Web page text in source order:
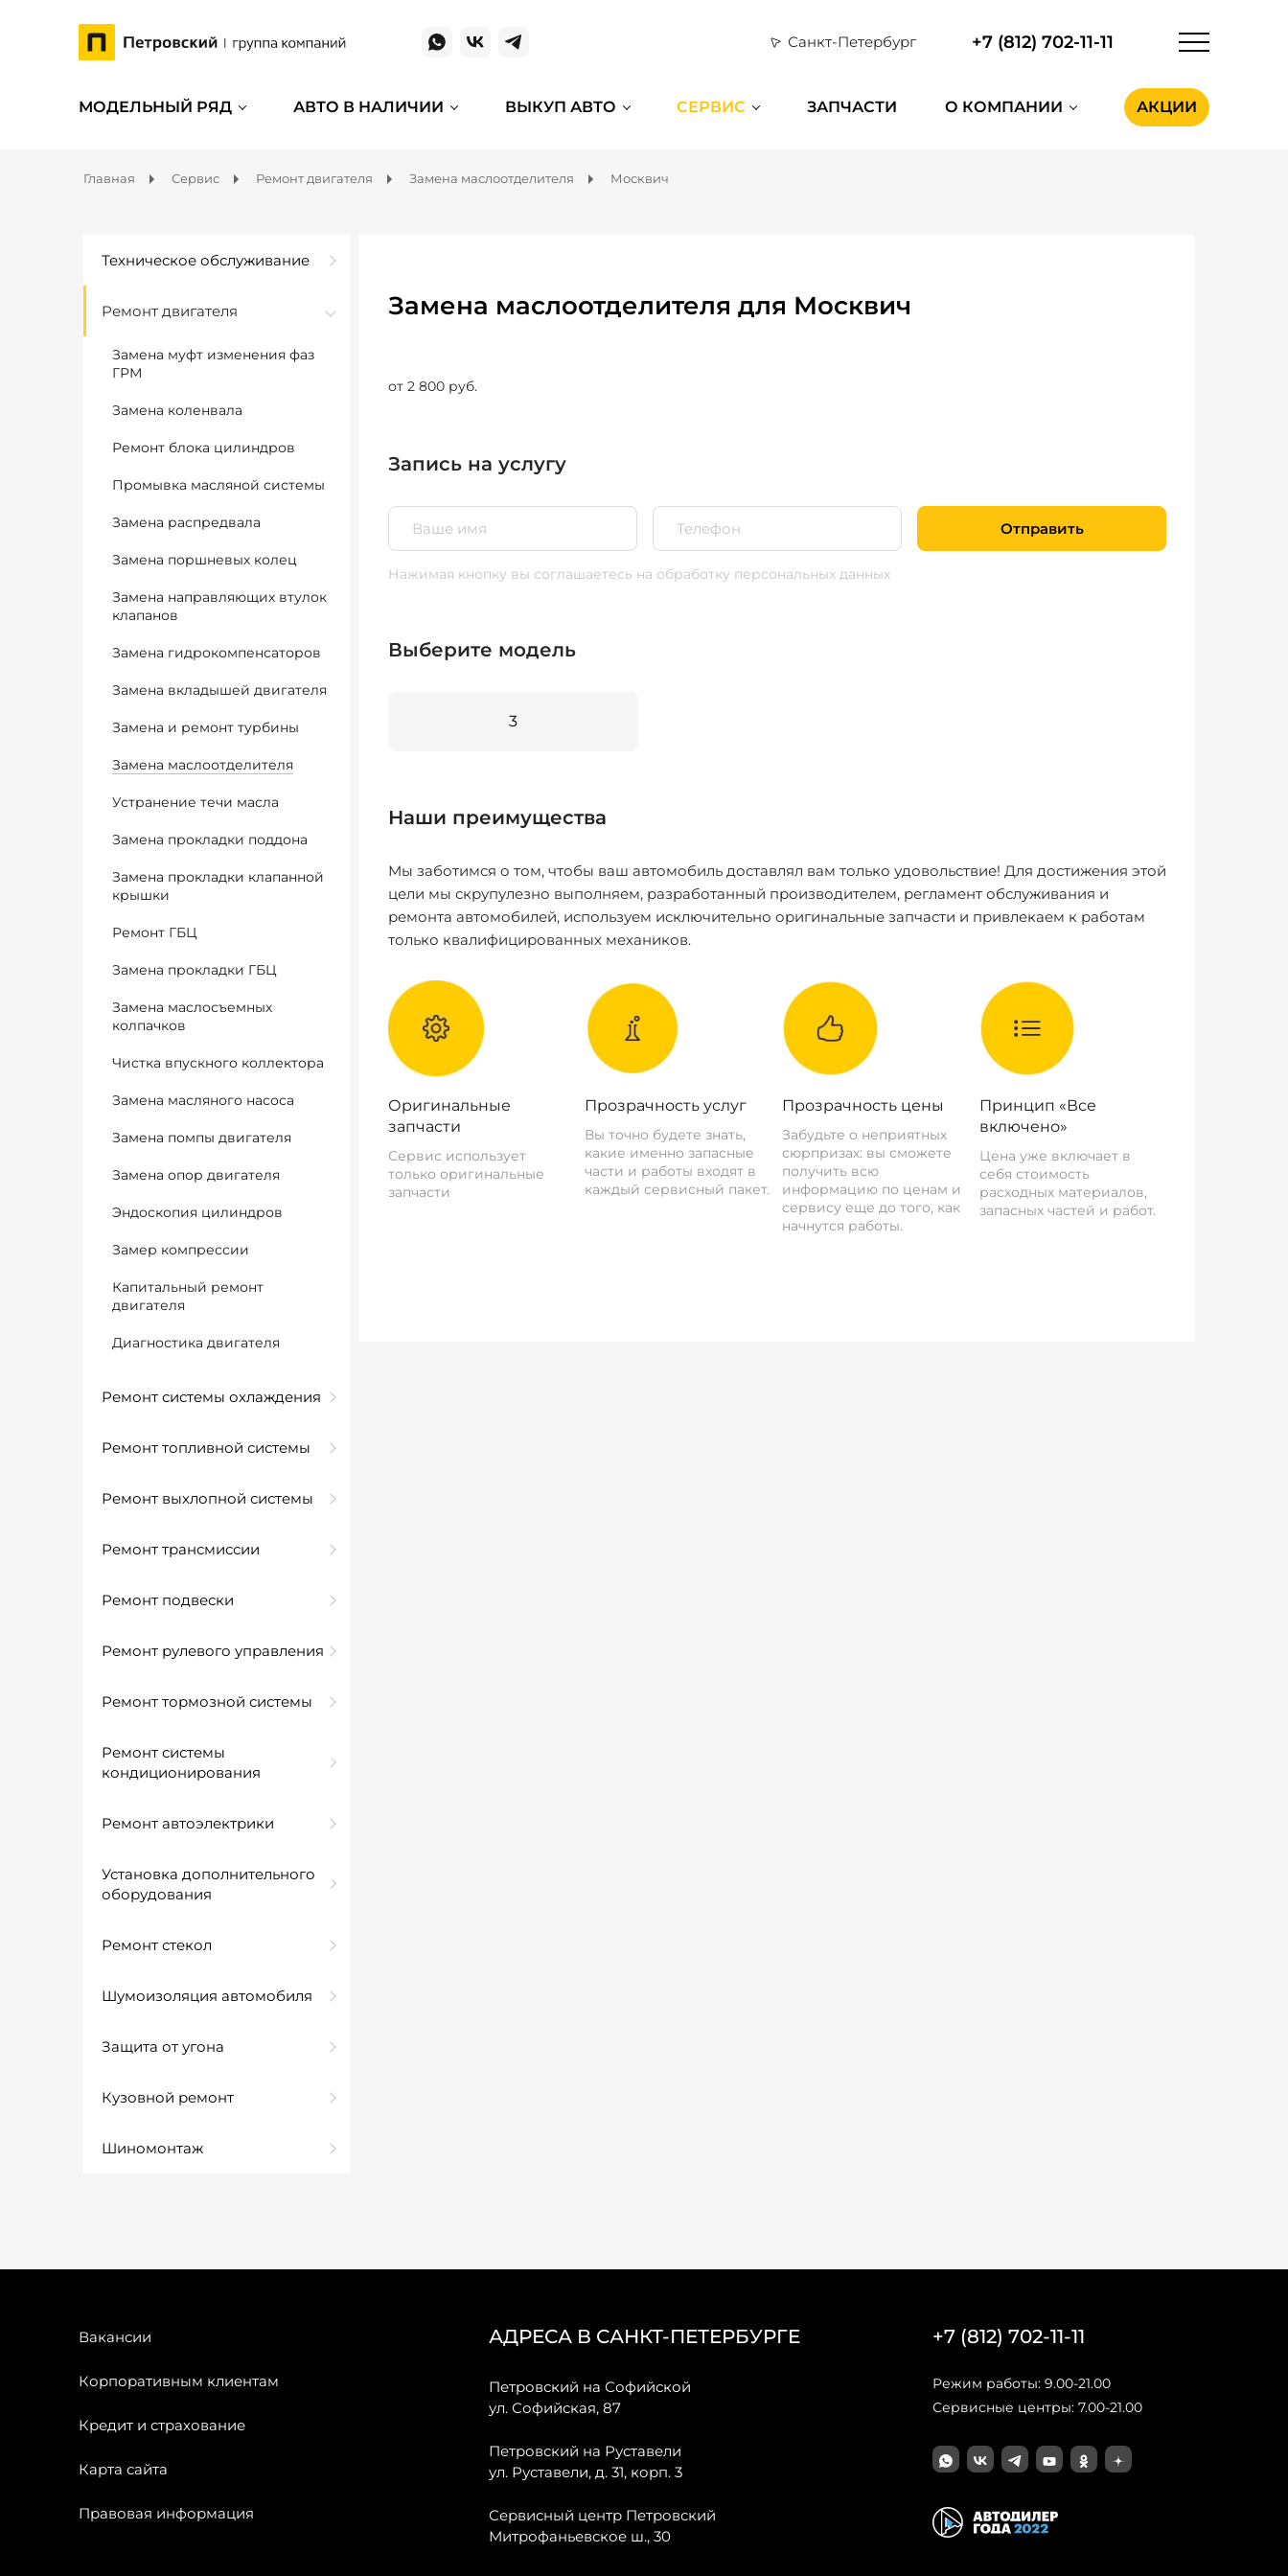
Санкт-Петербург +7 (812) 702-11-11
МОДЕЛЬНЫЙ РЯД АВТО В НАЛИЧИИ ВЫКУП АВТО СЕРВИС ЗАПЧАСТИ О КОМПАНИИ АКЦИИ
Главная Сервис Ремонт двигателя Замена маслоотделителя Москвич
Техническое обслуживание
Ремонт двигателя
Замена муфт изменения фаз
ГРМ
Замена коленвала
Ремонт блока цилиндров
Промывка масляной системы
Замена распредвала
Замена поршневых колец
Замена направляющих втулок
клапанов
Замена гидрокомпенсаторов
Замена вкладышей двигателя
Замена и ремонт турбины
Замена маслоотделителя
Устранение течи масла
Замена прокладки поддона
Замена прокладки клапанной
крышки
Ремонт ГБЦ
Замена прокладки ГБЦ
Замена маслосъемных
колпачков
Чистка впускного коллектора
Замена масляного насоса
Замена помпы двигателя
Замена опор двигателя
Эндоскопия цилиндров
Замер компрессии
Капитальный ремонт
двигателя
Диагностика двигателя
Ремонт системы охлаждения
Ремонт топливной системы
Ремонт выхлопной системы
Ремонт трансмиссии
Ремонт подвески
Ремонт рулевого управления
Ремонт тормозной системы
Ремонт системы
кондиционирования
Ремонт автоэлектрики
Установка дополнительного
оборудования
Ремонт стекол
Шумоизоляция автомобиля
Защита от угона
Кузовной ремонт
Шиномонтаж
Замена маслоотделителя для Москвич
от 2 800 руб.
Запись на услугу
Отправить
Нажимая кнопку вы соглашаетесь на обработку персональных данных
Выберите модель
3
Наши преимущества
Мы заботимся о том, чтобы ваш автомобиль доставлял вам только удовольствие! Для достижения этой
цели мы скрупулезно выполняем, разработанный производителем, регламент обслуживания и
ремонта автомобилей, используем исключительно оригинальные запчасти и привлекаем к работам
только квалифицированных механиков.
Оригинальные
запчасти
Сервис использует
только оригинальные
запчасти
Прозрачность услуг
Вы точно будете знать,
какие именно запасные
части и работы входят в
каждый сервисный пакет.
Прозрачность цены
Забудьте о неприятных
сюрпризах: вы сможете
получить всю
информацию по ценам и
сервису еще до того, как
начнутся работы.
Принцип «Все
включено»
Цена уже включает в
себя стоимость
расходных материалов,
запасных частей и работ.
Вакансии
Корпоративным клиентам
Кредит и страхование
Карта сайта
Правовая информация
АДРЕСА В САНКТ-ПЕТЕРБУРГЕ
Петровский на Софийской
ул. Софийская, 87
Петровский на Руставели
ул. Руставели, д. 31, корп. 3
Сервисный центр Петровский
Митрофаньевское ш., 30
+7 (812) 702-11-11
Режим работы: 9.00-21.00
Сервисные центры: 7.00-21.00